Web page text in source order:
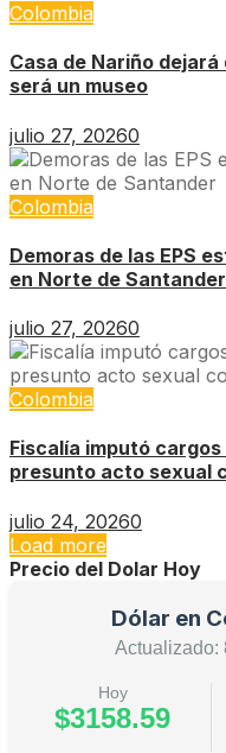
Colombia
Casa de Nariño
será un museo
julio 27, 20260
Colombia
Demoras de las EPS
en Norte de Santander
julio 27, 20260
Colombia
Fiscalía imputó
presunto acto sexual
julio 24, 20260
Load more
Precio del Dolar Hoy
Dólar en
Actualizado:
Hoy
$3158.59